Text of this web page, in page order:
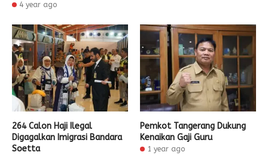
4 year ago
264 Calon Haji Ilegal
Digagalkan Imigrasi Bandara
Soetta
Pemkot Tangerang Dukung
Kenaikan Gaji Guru
1 year ago